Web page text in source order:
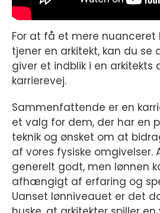
For at få et mere nuanceret
tjener en arkitekt, kan du se
giver et indblik i en arkitekts
karrierevej.
Sammenfattende er en
et valg for dem, der har en
teknik og ønsket om at
af vores fysiske omgivelser.
generelt godt, men lønnen
afhængigt af erfaring og
Uanset lønniveauet er det